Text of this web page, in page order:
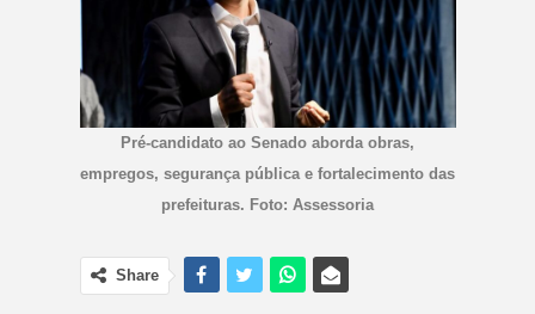
Pré-candidato ao Senado aborda obras,
empregos, segurança pública e fortalecimento das
prefeituras. Foto: Assessoria
Share